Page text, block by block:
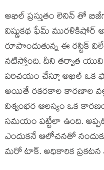
అఖిల్ ప్రస్తుతం లెనిన్ తో
విష్ణుకథ ఫేమ్ మురళికిషోర్
రూపొందుతున్న ఈ
నటిస్తోంది. దీని తర్వాత
పరిచయం చేస్తూ అఖిల్
అయితే రకరకాల కారణాల
విశ్వంభర ఆలస్యం ఒక
సమయం పట్టేలా ఉంది.
ఎందుకనే ఆలోచనతో
మరో టాక్. అధికారిక